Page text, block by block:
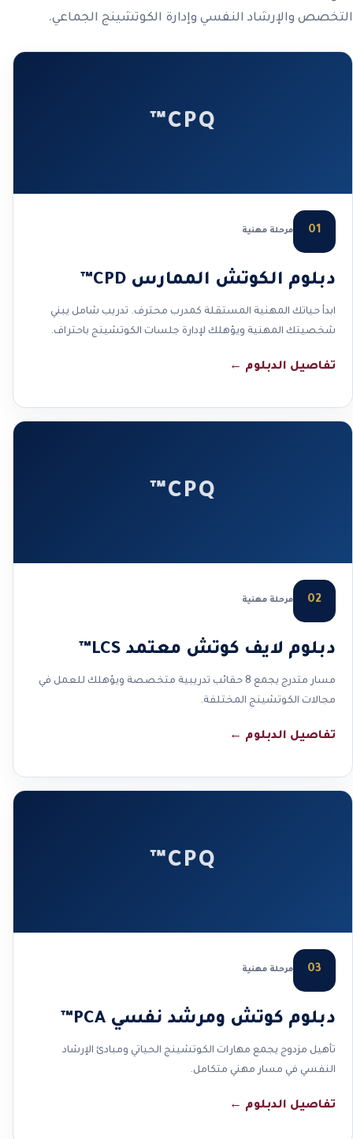
التخصص والإرشاد النفسي وإدارة الكوتشينج الجماعي.
CPQ™
01 مرحلة مهنية
دبلوم الكوتش الممارس CPD™
ابدأ حياتك المهنية المستقلة كمدرب محترف. تدريب شامل يبني
شخصيتك المهنية ويؤهلك لإدارة جلسات الكوتشينج باحتراف.
تفاصيل الدبلوم ←
CPQ™
02 مرحلة مهنية
دبلوم لايف كوتش معتمد LCS™
مسار متدرج يجمع 8 حقائب تدريبية متخصصة ويؤهلك للعمل في
مجالات الكوتشينج المختلفة.
تفاصيل الدبلوم ←
CPQ™
03 مرحلة مهنية
دبلوم كوتش ومرشد نفسي PCA™
تأهيل مزدوج يجمع مهارات الكوتشينج الحياتي ومبادئ الإرشاد
النفسي في مسار مهني متكامل.
تفاصيل الدبلوم ←